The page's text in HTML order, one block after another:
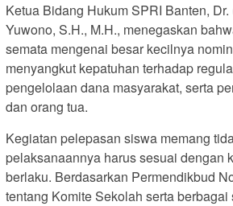
Ketua Bidang Hukum SPRI Banten,
Yuwono, S.H., M.H., menegaskan
semata mengenai besar kecilnya
menyangkut kepatuhan terhadap
pengelolaan dana masyarakat, serta
dan orang tua.
Kegiatan pelepasan siswa memang
pelaksanaannya harus sesuai dengan
berlaku. Berdasarkan Permendikbud
tentang Komite Sekolah serta berbagai